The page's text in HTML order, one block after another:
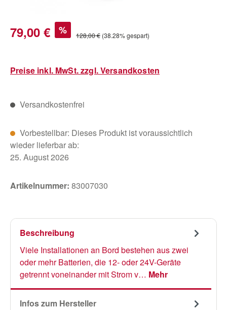
Verkaufspreis:
79,00 € % Regulärer Preis:
128,00 € (38.28% gespart)
Preise inkl. MwSt. zzgl. Versandkosten
Versandkostenfrei
Vorbestellbar: Dieses Produkt ist voraussichtlich
wieder lieferbar ab:
25. August 2026
Artikelnummer: 83007030
Beschreibung
Viele Installationen an Bord bestehen aus zwei
oder mehr Batterien, die 12- oder 24V-Geräte
getrennt voneinander mit Strom v… Mehr
Infos zum Hersteller